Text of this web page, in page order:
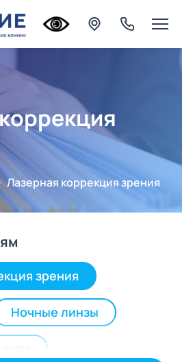
Лазерная коррекция зрения
зрения
Ночные линзы